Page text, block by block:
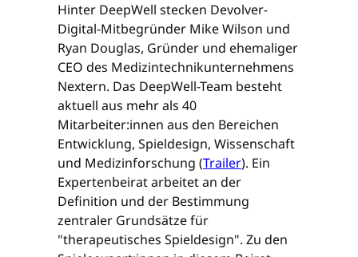
Hinter DeepWell stecken Devolver-
Digital-Mitbegründer Mike Wilson und
Ryan Douglas, Gründer und ehemaliger
CEO des Medizintechnikunternehmens
Nextern. Das DeepWell-Team besteht
aktuell aus mehr als 40
Mitarbeiter:innen aus den Bereichen
Entwicklung, Spieldesign, Wissenschaft
und Medizinforschung (Trailer). Ein
Expertenbeirat arbeitet an der
Definition und der Bestimmung
zentraler Grundsätze für
"therapeutisches Spieldesign". Zu den